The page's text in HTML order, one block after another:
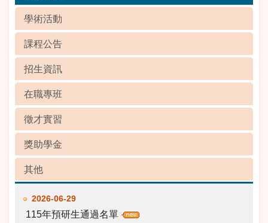
學術活動
課程公告
招生資訊
在職專班
徵才實習
獎助學金
其他
2026-06-29
115年預研生通過名單